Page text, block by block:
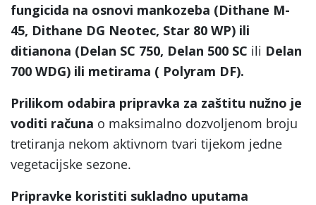
fungicida na osnovi mankozeba (Dithane M-
45, Dithane DG Neotec, Star 80 WP) ili
ditianona (Delan SC 750, Delan 500 SC ili Delan
700 WDG) ili metirama ( Polyram DF).
Prilikom odabira pripravka za zaštitu nužno je
voditi računa o maksimalno dozvoljenom broju
tretiranja nekom aktivnom tvari tijekom jedne
vegetacijske sezone.
Pripravke koristiti sukladno uputama